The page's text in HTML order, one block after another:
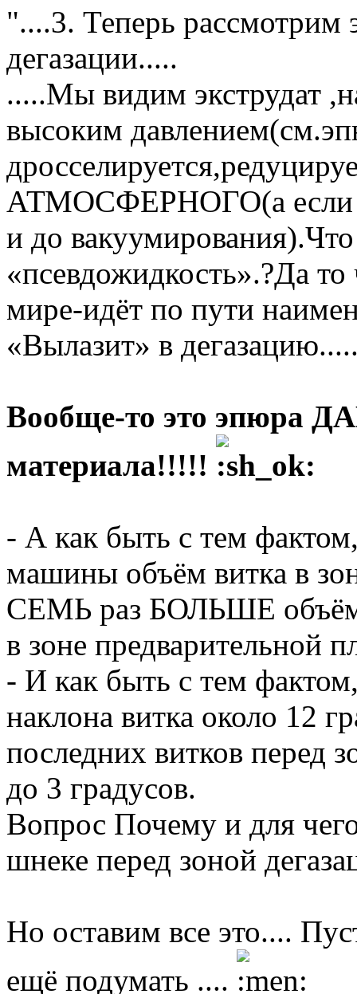
"....3. Теперь рассмотрим
дегазации.....
.....Мы видим экструдат
высоким
АТМОСФЕРНОГО(а если
и до
«псевдожидкость».?Да
мире-идёт по пути
«Вылазит» в
Вообще-то это
материала!!!!!
- А как быть с тем
машины объём витка в
СЕМЬ раз БОЛЬШЕ
в зоне предварительной
- И как быть с тем
наклона витка около 12
последних витков перед
до 3 градусов.
Вопрос Почему и для
шнеке перед зоной
Но оставим все это....
ещё подумать ....